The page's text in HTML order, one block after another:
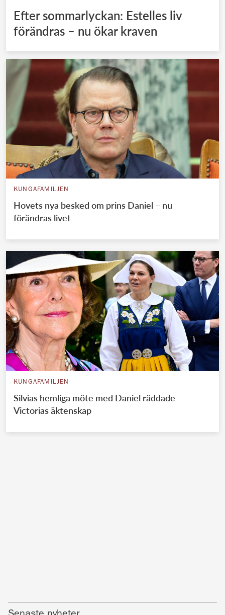
Efter sommarlyckan: Estelles liv
förändras – nu ökar kraven
KUNGAFAMILJEN
Hovets nya besked om prins Daniel – nu
förändras livet
KUNGAFAMILJEN
Silvias hemliga möte med Daniel räddade
Victorias äktenskap